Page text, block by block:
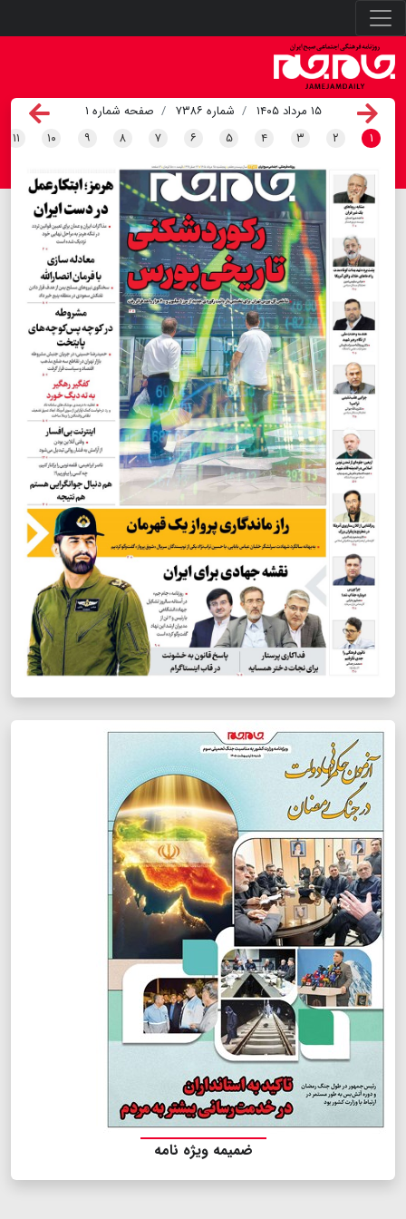
۱۵ مرداد ۱۴۰۵ شماره ۷۳۸۶
صفحه شماره ۱
۱
۲ ۳ ۴ ۵ ۶ ۷ ۸ ۹ ۱۰ ۱۱
ضمیمه ویژه نامه